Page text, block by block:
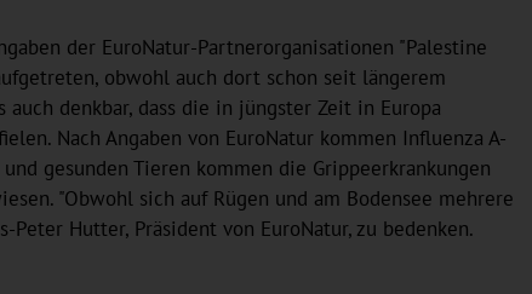
der EuroNatur-Partnerorganisationen "Palestine
obwohl auch dort schon seit längerem
denkbar, dass die in jüngster Zeit in Europa
Nach Angaben von EuroNatur kommen Influenza A-
gesunden Tieren kommen die Grippeerkrankungen
"Obwohl sich auf Rügen und am Bodensee mehrere
Hutter, Präsident von EuroNatur, zu bedenken.